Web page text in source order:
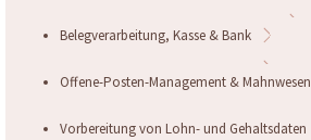
Belegverarbeitung, Kasse & Bank
Offene-Posten-Management & Mahnwesen
Vorbereitung von Lohn- und Gehaltsdaten